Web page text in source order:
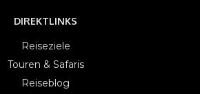
DIREKTLINKS
Reiseziele
Touren & Safaris
Reiseblog